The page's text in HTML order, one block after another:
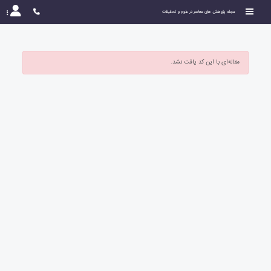
مجله پژوهش های معاصر در علوم و تحقیقات
مقاله‌ای با این کد یافت نشد.